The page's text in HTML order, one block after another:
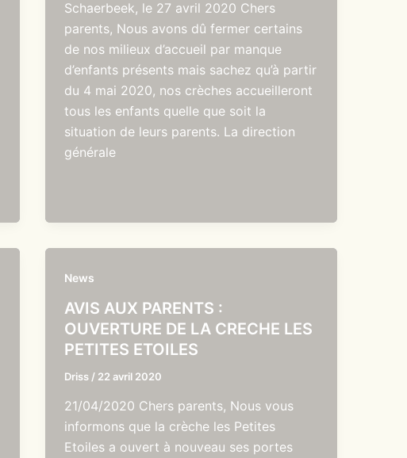
Schaerbeek, le 27 avril 2020 Chers
parents, Nous avons dû fermer certains
de nos milieux d’accueil par manque
d’enfants présents mais sachez qu’à partir
du 4 mai 2020, nos crèches accueilleront
tous les enfants quelle que soit la
situation de leurs parents. La direction
générale
News
AVIS AUX PARENTS :
OUVERTURE DE LA CRECHE LES
PETITES ETOILES
Driss / 22 avril 2020
21/04/2020 Chers parents, Nous vous
informons que la crèche les Petites
Etoiles a ouvert à nouveau ses portes